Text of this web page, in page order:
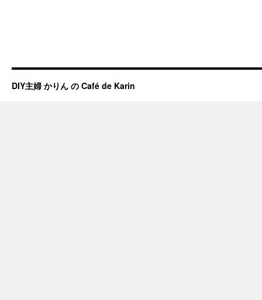
DIY主婦 かりん の Café de Karin